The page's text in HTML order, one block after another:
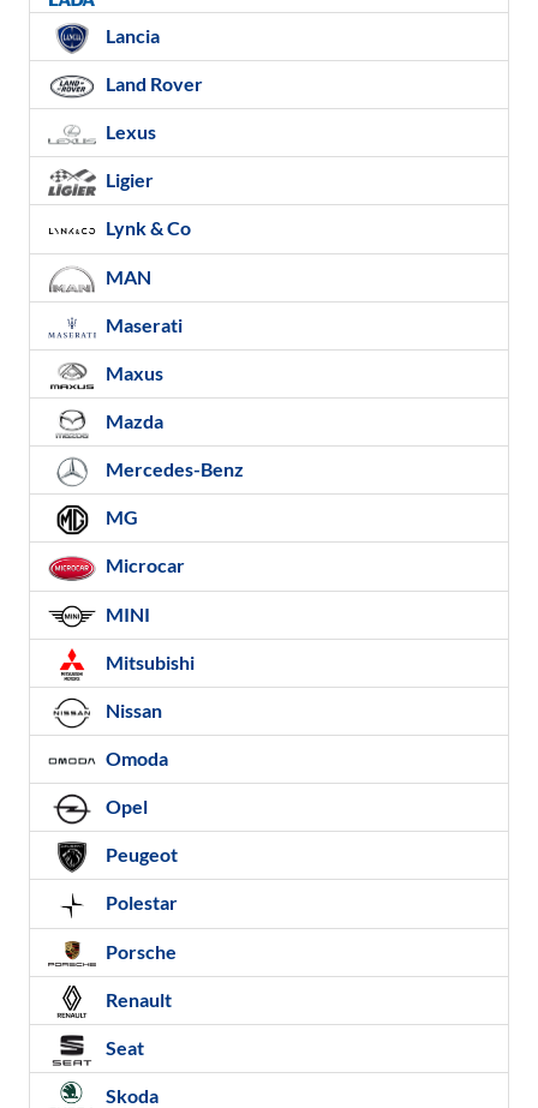
Lancia
Land Rover
Lexus
Ligier
Lynk & Co
MAN
Maserati
Maxus
Mazda
Mercedes-Benz
MG
Microcar
MINI
Mitsubishi
Nissan
Omoda
Opel
Peugeot
Polestar
Porsche
Renault
Seat
Skoda